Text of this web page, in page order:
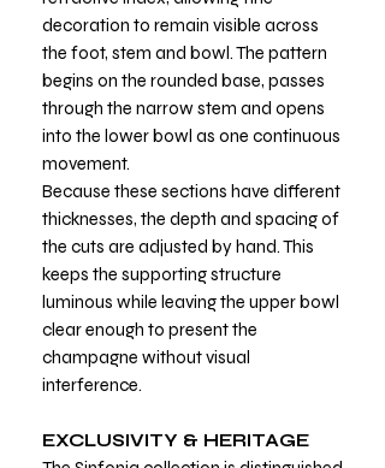
decoration to remain visible across
the foot, stem and bowl. The pattern
begins on the rounded base, passes
through the narrow stem and opens
into the lower bowl as one continuous
movement.
Because these sections have different
thicknesses, the depth and spacing of
the cuts are adjusted by hand. This
keeps the supporting structure
luminous while leaving the upper bowl
clear enough to present the
champagne without visual
interference.
EXCLUSIVITY & HERITAGE